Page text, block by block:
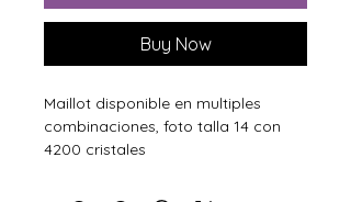
Buy Now
Maillot disponible en multiples
combinaciones, foto talla 14 con
4200 cristales